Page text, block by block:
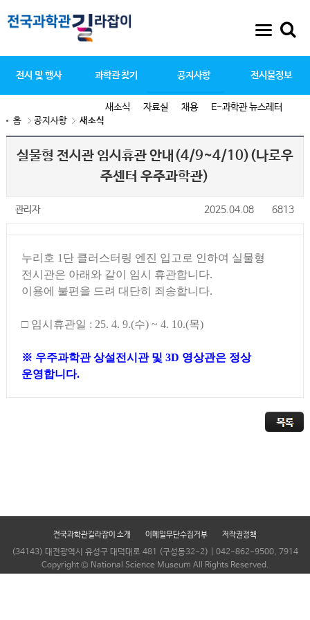
전시 및 행사 과학관 찾기 공지사항
새소식 자료실 채용 E-과학관 뉴스레터
전시물정보
홈 공지사항 새소식
실물형 전시관 임시휴관 안내(4/9~4/10)(나로우
주센터 우주과학관)
관리자 2025.04.08 6813
누리호 1단 클러스터링 엔진 입고로 인하여 실물형
전시관은 아래와 같이 임시 휴관합니다.
이용에 불편을 드려 대단히 죄송합니다.
□ 임시휴관일 : 25. 4. 9.(수) ~ 4. 10.(목)
※ 우주과학관 상설전시관 및 3D 영상관은 정상
운영합니다.
전국과학관길라잡이 소개 이메일무단수집거부 저작권정책
(34143) 대전광역시 유성구 대덕대로 481 (구성동32-2) | 042-862-9500, 7914
Copyright © National Science Museum All Rights Reserved.